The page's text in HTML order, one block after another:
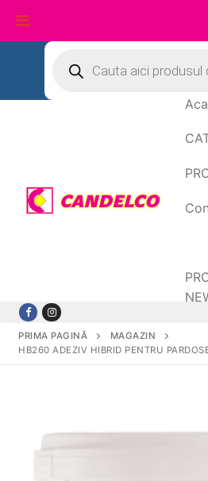
conținut
search
PRIMA PAGINĂ
MAGAZIN
HB260 ADEZIV HIBRID PENTRU